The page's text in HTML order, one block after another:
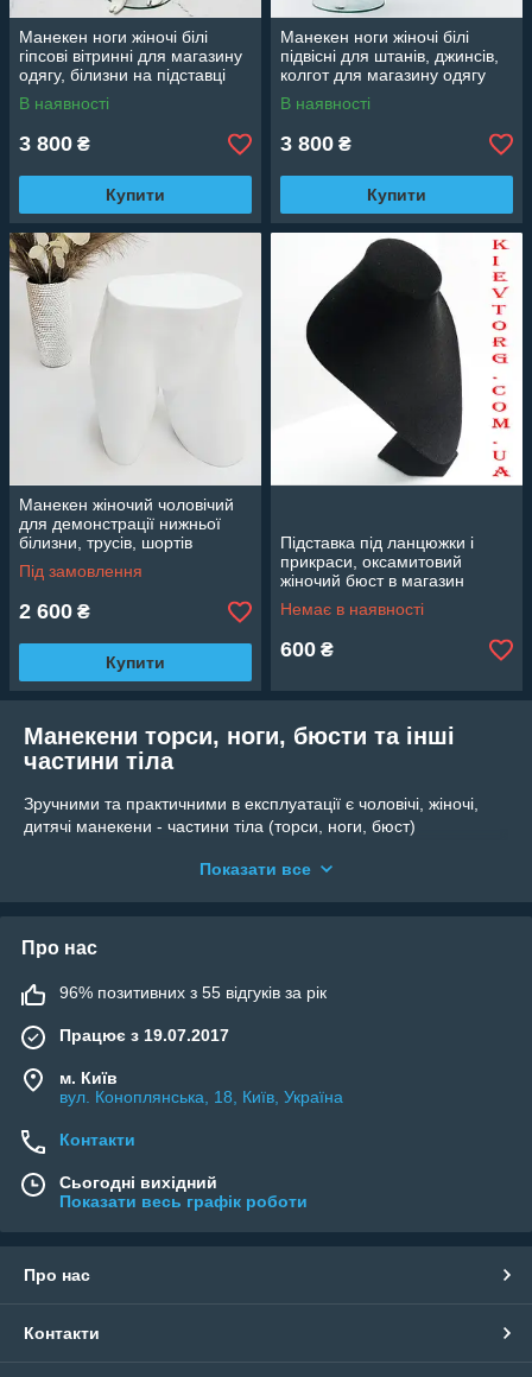
Манекен ноги жіночі білі
гіпсові вітринні для магазину
одягу, білизни на підставці
В наявності
3 800 ₴
Купити
Манекен ноги жіночі білі
підвісні для штанів, джинсів,
колгот для магазину одягу
В наявності
3 800 ₴
Купити
Манекен жіночий чоловічий
для демонстрації нижньої
білизни, трусів, шортів
Під замовлення
2 600 ₴
Купити
Підставка під ланцюжки і
прикраси, оксамитовий
жіночий бюст в магазин
аксесуарів
Немає в наявності
600 ₴
Манекени торси, ноги, бюсти та інші
частини тіла
Зручними та практичними в експлуатації є чоловічі, жіночі,
дитячі манекени - частини тіла (торси, ноги, бюст)
ідеально підходять для демонстрації виробів у магазинах
можна на нашому оптовому складі в Києві.
Показати все
Про нас
96% позитивних з 55 відгуків за рік
Працює з 19.07.2017
м. Київ
вул. Коноплянська, 18, Київ, Україна
Контакти
Сьогодні вихідний
Показати весь графік роботи
Про нас
Контакти